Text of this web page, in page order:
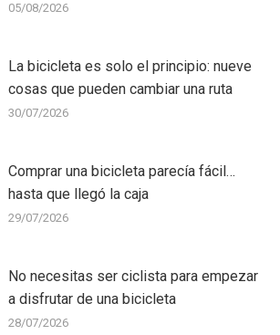
05/08/2026
La bicicleta es solo el principio: nueve
cosas que pueden cambiar una ruta
30/07/2026
Comprar una bicicleta parecía fácil…
hasta que llegó la caja
29/07/2026
No necesitas ser ciclista para empezar
a disfrutar de una bicicleta
28/07/2026